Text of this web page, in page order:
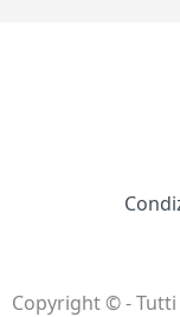
Copyright © -